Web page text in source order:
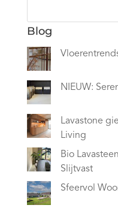
Blog
NIEUW:
Lavastone
Living
Bio
Slijtvast
Sfeervol